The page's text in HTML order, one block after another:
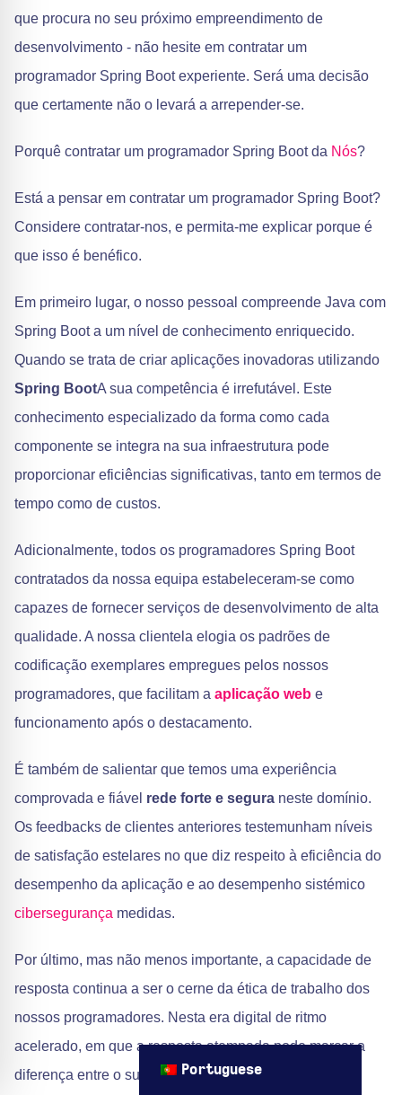
que procura no seu próximo empreendimento de
desenvolvimento - não hesite em contratar um
programador Spring Boot experiente. Será uma decisão
que certamente não o levará a arrepender-se.
Porquê contratar um programador Spring Boot da Nós?
Está a pensar em contratar um programador Spring Boot?
Considere contratar-nos, e permita-me explicar porque é
que isso é benéfico.
Em primeiro lugar, o nosso pessoal compreende Java com
Spring Boot a um nível de conhecimento enriquecido.
Quando se trata de criar aplicações inovadoras utilizando
Spring BootA sua competência é irrefutável. Este
conhecimento especializado da forma como cada
componente se integra na sua infraestrutura pode
proporcionar eficiências significativas, tanto em termos de
tempo como de custos.
Adicionalmente, todos os programadores Spring Boot
contratados da nossa equipa estabeleceram-se como
capazes de fornecer serviços de desenvolvimento de alta
qualidade. A nossa clientela elogia os padrões de
codificação exemplares empregues pelos nossos
programadores, que facilitam a aplicação web e
funcionamento após o destacamento.
É também de salientar que temos uma experiência
comprovada e fiável rede forte e segura neste domínio.
Os feedbacks de clientes anteriores testemunham níveis
de satisfação estelares no que diz respeito à eficiência do
desempenho da aplicação e ao desempenho sistémico
cibersegurança medidas.
Por último, mas não menos importante, a capacidade de
resposta continua a ser o cerne da ética de trabalho dos
nossos programadores. Nesta era digital de ritmo
acelerado, em que a resposta atempada pode marcar a
diferença entre o sucesso e a mediocridade, eles
Portuguese